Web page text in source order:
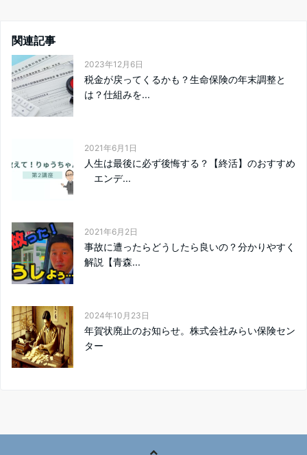
関連記事
2023年12月6日
税金が戻ってくるかも？生命保険の年末調整と
は？仕組みを...
2021年6月1日
人生は最後に必ず後悔する？【終活】のおすすめ
エンデ...
2021年6月2日
事故に遭ったらどうしたら良いの？分かりやすく
解説【青森...
2024年10月23日
年賀状廃止のお知らせ。株式会社みらい保険セン
ター